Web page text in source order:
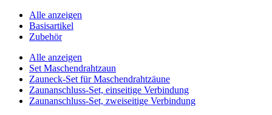
Alle anzeigen
Basisartikel
Zubehör
Alle anzeigen
Set Maschendrahtzaun
Zauneck-Set für Maschendrahtzäune
Zaunanschluss-Set, einseitige Verbindung
Zaunanschluss-Set, zweiseitige Verbindung